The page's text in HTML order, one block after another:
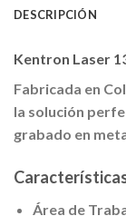
DESCRIPCIÓN
Kentron Laser
Fabricada en
la solución
grabado en
Área de